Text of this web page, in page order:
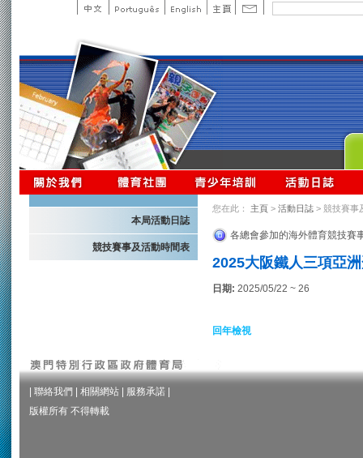
本局活動日誌
競技賽事及活動時間表
您在此： 主頁 > 活動日誌 > 競技賽事
各總會參加的海外體育競技賽
2025大阪鐵人三項亞
日期: 2025/05/22 ~ 26
回年檢視
聯絡我們 相關網站 服務承諾
版權所有 不得轉載